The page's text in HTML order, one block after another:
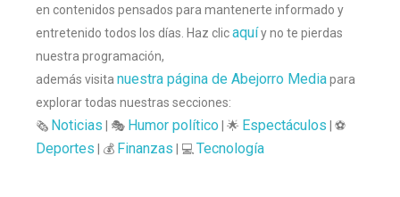
en contenidos pensados para mantenerte informado y
entretenido todos los días. Haz clicaquíy no te pierdas
nuestra programación,
además visita nuestra página de Abejorro Mediapara
explorar todas nuestras secciones:
🗞️ Noticias | 🎭 Humor político| 🌟 Espectáculos | ⚽
Deportes | 💰 Finanzas | 💻 Tecnología